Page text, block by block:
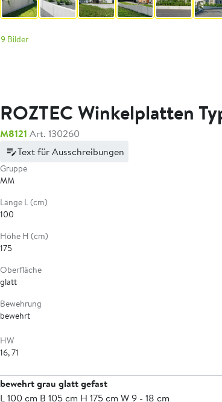
9 Bilder
ROZTEC Winkelplatten
M8121 Art. 130260
Text für Ausschreibungen
Gruppe
MM
Länge L (cm)
100
Höhe H (cm)
175
Oberfläche
glatt
Bewehrung
bewehrt
HW
16, 71
bewehrt grau glatt gefast
L 100 cm B 105 cm H 175 cm W 9 - 18 cm